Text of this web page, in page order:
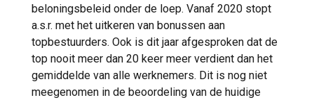
beloningsbeleid onder de loep. Vanaf 2020 stopt
a.s.r. met het uitkeren van bonussen aan
topbestuurders. Ook is dit jaar afgesproken dat de
top nooit meer dan 20 keer meer verdient dan het
gemiddelde van alle werknemers. Dit is nog niet
meegenomen in de beoordeling van de huidige